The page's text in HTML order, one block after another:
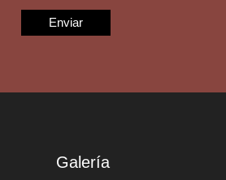
Galería